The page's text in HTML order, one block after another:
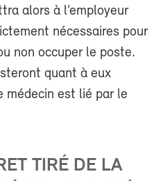
alors à l’employeur
nécessaires pour
non occuper le poste.
quant à eux
médecin est lié par le
TIRÉ DE LA